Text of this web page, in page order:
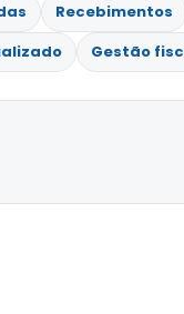
Recebimentos
Gestão